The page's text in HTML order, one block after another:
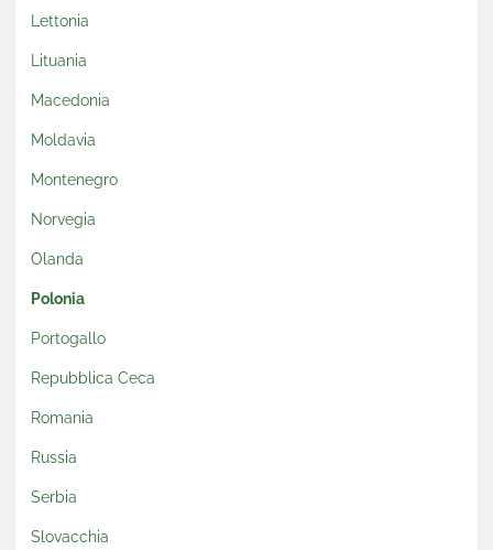
Lettonia
Lituania
Macedonia
Moldavia
Montenegro
Norvegia
Olanda
Polonia
Portogallo
Repubblica Ceca
Romania
Russia
Serbia
Slovacchia